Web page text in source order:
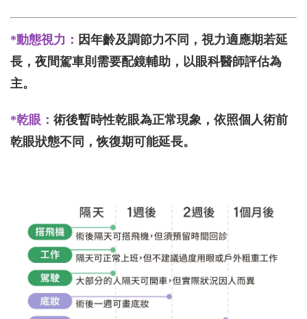
*動態視力： 因年齡及調節力不同，視力適應期若延
長，夜間駕車則需要配鏡輔助，以眼科醫師評估為
主。
*乾眼： 術後暫時性乾眼為正常現象，依照個人術前
乾眼狀態不同，恢復期可能延長。